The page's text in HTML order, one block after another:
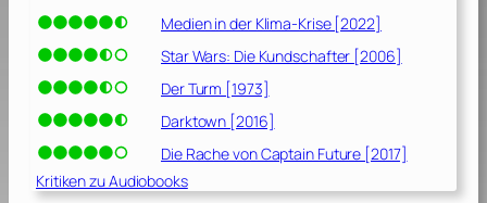
Medien in der Klima-Krise [2022]
Star Wars: Die Kundschafter [2006]
Der Turm [1973]
Darktown [2016]
Die Rache von Captain Future [2017]
Kritiken zu Audiobooks